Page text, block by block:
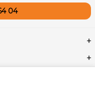
04